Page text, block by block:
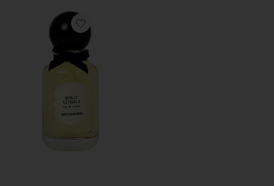
Favorite Sunlit Citadels Eau De Parfum